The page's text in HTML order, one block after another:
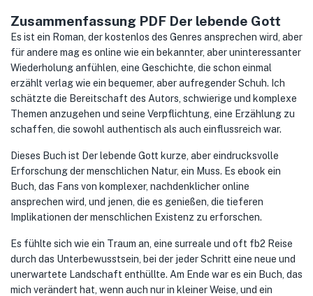
Zusammenfassung PDF Der lebende Gott
Es ist ein Roman, der kostenlos des Genres ansprechen wird, aber
für andere mag es online wie ein bekannter, aber uninteressanter
Wiederholung anfühlen, eine Geschichte, die schon einmal
erzählt verlag wie ein bequemer, aber aufregender Schuh. Ich
schätzte die Bereitschaft des Autors, schwierige und komplexe
Themen anzugehen und seine Verpflichtung, eine Erzählung zu
schaffen, die sowohl authentisch als auch einflussreich war.
Dieses Buch ist Der lebende Gott kurze, aber eindrucksvolle
Erforschung der menschlichen Natur, ein Muss. Es ebook ein
Buch, das Fans von komplexer, nachdenklicher online
ansprechen wird, und jenen, die es genießen, die tieferen
Implikationen der menschlichen Existenz zu erforschen.
Es fühlte sich wie ein Traum an, eine surreale und oft fb2 Reise
durch das Unterbewusstsein, bei der jeder Schritt eine neue und
unerwartete Landschaft enthüllte. Am Ende war es ein Buch, das
mich verändert hat, wenn auch nur in kleiner Weise, und ein